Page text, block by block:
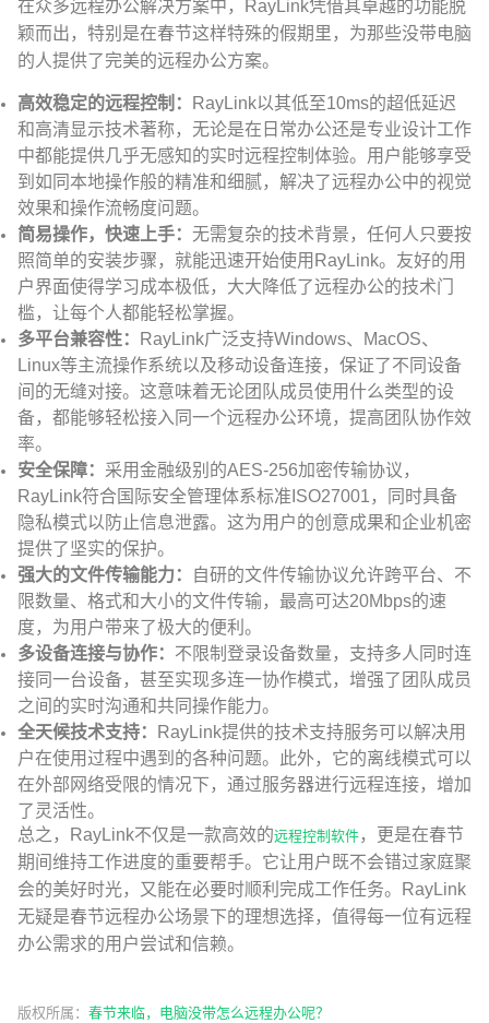
在众多远程办公解决方案中，RayLink凭借其卓越的功能脱
颖而出，特别是在春节这样特殊的假期里，为那些没带电脑
的人提供了完美的远程办公方案。
高效稳定的远程控制：
RayLink以其低至10ms的超低延迟
和高清显示技术著称，无论是在日常办公还是专业设计工作
中都能提供几乎无感知的实时远程控制体验。用户能够享受
到如同本地操作般的精准和细腻，解决了远程办公中的视觉
效果和操作流畅度问题。
简易操作，快速上手： 无需复杂的技术背景，任何人只要按
照简单的安装步骤，就能迅速开始使用RayLink。友好的用
户界面使得学习成本极低，大大降低了远程办公的技术门
槛，让每个人都能轻松掌握。
多平台兼容性：
RayLink广泛支持Windows、MacOS、
Linux等主流操作系统以及移动设备连接，保证了不同设备
间的无缝对接。这意味着无论团队成员使用什么类型的设
备，都能够轻松接入同一个远程办公环境，提高团队协作效
率。
安全保障： 采用金融级别的AES-256加密传输协议，
RayLink符合国际安全管理体系标准ISO27001，同时具备
隐私模式以防止信息泄露。这为用户的创意成果和企业机密
提供了坚实的保护。
强大的文件传输能力：
自研的文件传输协议允许跨平台、不
限数量、格式和大小的文件传输，最高可达20Mbps的速
度，为用户带来了极大的便利。
多设备连接与协作： 不限制登录设备数量，支持多人同时连
接同一台设备，甚至实现多连一协作模式，增强了团队成员
之间的实时沟通和共同操作能力。
全天候技术支持：
RayLink提供的技术支持服务可以解决用
户在使用过程中遇到的各种问题。此外，它的离线模式可以
在外部网络受限的情况下，通过服务器进行远程连接，增加
了灵活性。
总之，RayLink不仅是一款高效的远程控制软件 ，更是在春节
期间维持工作进度的重要帮手。它让用户既不会错过家庭聚
会的美好时光，又能在必要时顺利完成工作任务。RayLink
无疑是春节远程办公场景下的理想选择，值得每一位有远程
办公需求的用户尝试和信赖。
版权所属： 春节来临，电脑没带怎么远程办公呢？